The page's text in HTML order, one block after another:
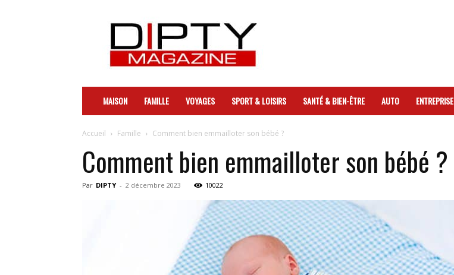
DIPTY
MAISON FAMILLE VOYAGES SPORT & LOISIRS SANTÉ & BIEN-ÊTRE AUTO ENTREPRISE
Accueil Famille Comment bien emmailloter son bébé ?
Comment bien emmailloter son bébé ?
Par DIPTY - 2 décembre 2023 10022